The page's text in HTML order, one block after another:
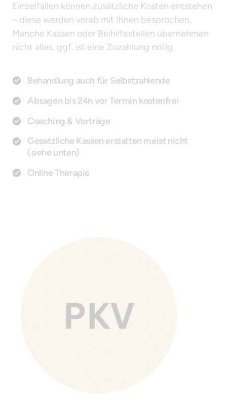
Einzelfällen können zusätzliche Kosten entstehen
– diese werden vorab mit Ihnen besprochen.
Manche Kassen oder Beihilfestellen übernehmen
nicht alles, ggf. ist eine Zuzahlung nötig.
Behandlung auch für Selbstzahlende
Absagen bis 24h vor Termin kostenfrei
Coaching & Vorträge
Gesetzliche Kassen erstatten meist nicht
(siehe unten)
Online Therapie